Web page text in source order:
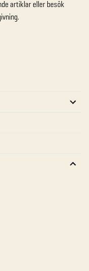
artiklar eller besök